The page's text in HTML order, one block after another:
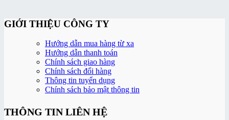
GIỚI THIỆU CÔNG TY
Hướng dẫn mua hàng từ xa
Hướng dẫn thanh toán
Chính sách giao hàng
Chính sách đổi hàng
Thông tin tuyển dụng
Chính sách bảo mật thông tin
THÔNG TIN LIÊN HỆ